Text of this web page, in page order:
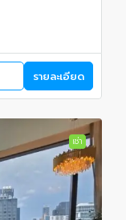
รายละเอียด
เช่า